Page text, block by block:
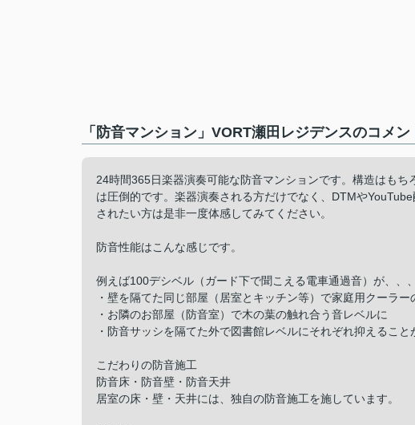
「防音マンション」VORT瀬田レジデンスのコメ
24時間365日楽器演奏可能な防音マンションです。構造はも
は圧倒的です。楽器演奏される方だけでなく、DTMや
されたい方は是非一度体感してみてください。
防音性能はこんな感じです。
例えば100デシベル（ガード下で聞こえる電車通過音）が、、、
・壁を隔てた同じ部屋（居室とキッチン等）で家庭用クーラー
・お隣のお部屋（防音室）で木の葉の触れ合う音レベルに
・防音サッシを隔てた外で図書館レベルにそれぞれ抑えること
こだわりの防音施工
防音床・防音壁・防音天井
居室の床・壁・天井には、独自の防音施工を施しています。